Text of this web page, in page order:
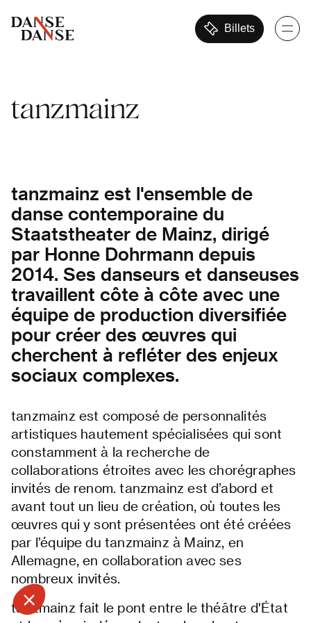
Billets
tanzmainz
tanzmainz est l'ensemble de
danse contemporaine du
Staatstheater de Mainz, dirigé
par Honne Dohrmann depuis
2014. Ses danseurs et danseuses
travaillent côte à côte avec une
équipe de production diversifiée
pour créer des œuvres qui
cherchent à refléter des enjeux
sociaux complexes.
tanzmainz est composé de personnalités
artistiques hautement spécialisées qui sont
constamment à la recherche de
collaborations étroites avec les chorégraphes
invités de renom. tanzmainz est d’abord et
avant tout un lieu de création, où toutes les
œuvres qui y sont présentées ont été créées
par l’équipe du tanzmainz à Mainz, en
Allemagne, en collaboration avec ses
nombreux invités.
tanzmainz fait le pont entre le théâtre d'État